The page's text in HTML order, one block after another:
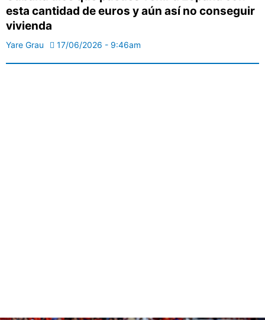
esta cantidad de euros y aún así no conseguir
vivienda
Yare Grau 17/06/2026 - 9:46am